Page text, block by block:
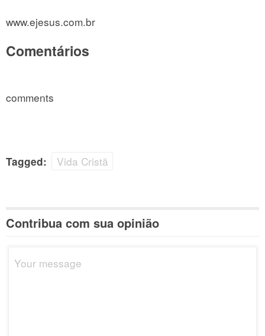
www.ejesus.com.br
Comentários
comments
Tagged: Vida Cristã
Contribua com sua opinião